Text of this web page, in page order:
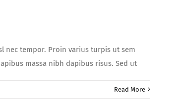
nec tempor. Proin varius turpis ut sem
massa nibh dapibus risus. Sed ut
Read More